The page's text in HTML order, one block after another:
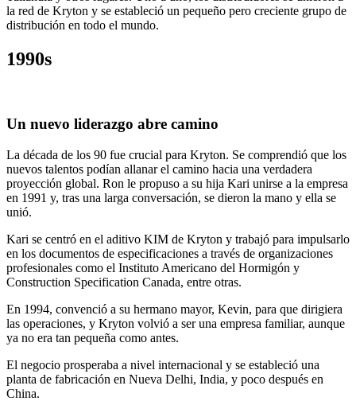
la red de Kryton y se estableció un pequeño pero creciente grupo de
distribución en todo el mundo.
1990s
Un nuevo liderazgo abre camino
La década de los 90 fue crucial para Kryton. Se comprendió que los
nuevos talentos podían allanar el camino hacia una verdadera
proyección global. Ron le propuso a su hija Kari unirse a la empresa
en 1991 y, tras una larga conversación, se dieron la mano y ella se
unió.
Kari se centró en el aditivo KIM de Kryton y trabajó para impulsarlo
en los documentos de especificaciones a través de organizaciones
profesionales como el Instituto Americano del Hormigón y
Construction Specification Canada, entre otras.
En 1994, convenció a su hermano mayor, Kevin, para que dirigiera
las operaciones, y Kryton volvió a ser una empresa familiar, aunque
ya no era tan pequeña como antes.
El negocio prosperaba a nivel internacional y se estableció una
planta de fabricación en Nueva Delhi, India, y poco después en
China.